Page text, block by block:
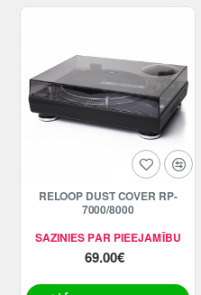
SAZINIES PAR PIEEJAMĪBU
RELOOP DUST COVER RP-
7000/8000
69.00€